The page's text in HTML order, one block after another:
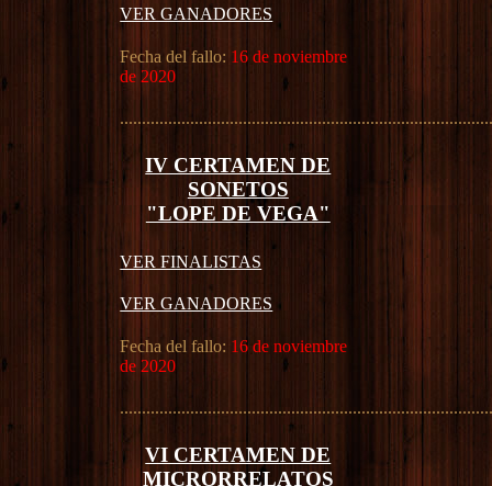
VER GANADORES
Fecha del fallo: 16 de noviembre
de 2020
IV CERTAMEN DE
SONETOS
"LOPE DE VEGA"
VER FINALISTAS
VER GANADORES
Fecha del fallo: 16 de noviembre
de 2020
VI CERTAMEN DE
MICRORRELATOS